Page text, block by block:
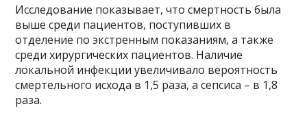
Исследование показывает, что смертность была
выше среди пациентов, поступивших в
отделение по экстренным показаниям, а также
среди хирургических пациентов. Наличие
локальной инфекции увеличивало вероятность
смертельного исхода в 1,5 раза, а сепсиса – в 1,8
раза.